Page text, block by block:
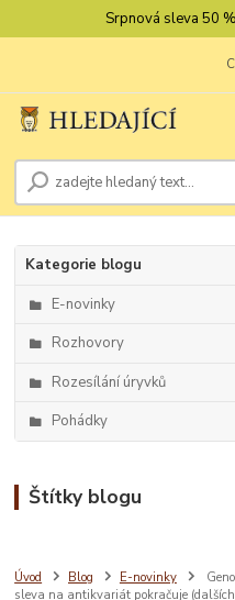
Srpnová sleva 50
Kategorie blogu
E-novinky
Rozhovory
Rozesílání úryvků
Pohádky
Štítky blogu
Úvod Blog E-novinky
sleva na antikvariát pokračuje